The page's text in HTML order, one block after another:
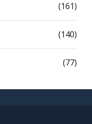
(161)
(140)
(77)